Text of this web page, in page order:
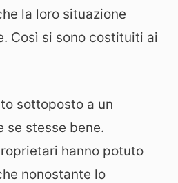
la loro situazione
Così si sono costituiti ai
sottoposto a un
se stesse bene.
hanno potuto
nonostante lo